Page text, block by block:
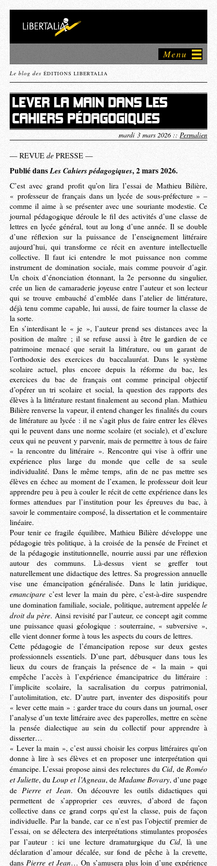
Menu
Le blog des ÉDITIONS LIBERTALIA
LEVER LA MAIN DANS LES
CAHIERS PÉDAGOGIQUES
mardi 3 mars 2026 :: Permalien
— REVUE de PRESSE —
Publié dansLes Cahiers pédagogiques, 2 mars 2026.
C’est avec grand profit qu’on lira l’essai de Mathieu Bilière,
« professeur de français dans un lycée de sous-préfecture » –
comme il aime à se présenter avec une souriante modestie. Ce
journal pédagogique déroule le fil des activités d’une classe de
lettres en lycée général, tout au long d’une année. Il se double
d’une réflexion sur la puissance de l’enseignement littéraire
aujourd’hui, qui transforme ce récit en aventure intellectuelle
collective. Il faut ici entendre le mot puissance non comme
instrument de domination sociale, mais comme pouvoir d’agir.
Un choix d’énonciation étonnant, la 2e personne du singulier,
crée un lien de camaraderie joyeuse entre l’auteur et son lecteur
qui se trouve embauché d’emblée dans l’atelier de littérature,
déjà tenu comme capable, lui aussi, de faire tourner la classe de
la sorte.
En s’interdisant le « je », l’auteur prend ses distances avec la
position de maître ; il se refuse aussi à être le gardien de ce
patrimoine menacé que serait la littérature, ou un garant de
l’orthodoxie des exercices du baccalauréat. Dans le système
scolaire actuel, plus encore depuis la réforme du bac, les
exercices du bac de français ont comme principal objectif
d’opérer un tri scolaire et social, la question des rapports des
élèves à la littérature restant finalement au second plan. Mathieu
Bilière renverse la vapeur, il entend changer les finalités du cours
de littérature au lycée : il ne s’agit plus de faire entrer les élèves
qui le peuvent dans une norme scolaire (et sociale), et d’exclure
ceux qui ne peuvent y parvenir, mais de permettre à tous de faire
« la rencontre du littéraire ». Rencontre qui vise à offrir une
expérience plus large du monde que celle de sa seule
individualité. Dans le même temps, afin de ne pas mettre ses
élèves en échec au moment de l’examen, le professeur doit leur
apprendre peu à peu à couler le récit de cette expérience dans les
formes attendues par l’institution pour les épreuves du bac, à
savoir le commentaire composé, la dissertation et le commentaire
linéaire.
Pour tenir ce fragile équilibre, Mathieu Bilière développe une
pédagogie très politique, à la croisée de la pensée de Freinet et
de la pédagogie institutionnelle, nourrie aussi par une réflexion
autour des communs. Là-dessus vient se greffer tout
naturellement une didactique des lettres. Sa progression annuelle
vise une émancipation généralisée. Dans le latin juridique,
emancipare c’est lever la main du père, c’est-à-dire suspendre
une domination familiale, sociale, politique, autrement appelée le
droit du père. Ainsi revisité par l’auteur, ce concept agit comme
une puissance quasi géologique : souterraine, « subversive »,
elle vient donner forme à tous les aspects du cours de lettres.
Cette pédagogie de l’émancipation repose sur deux gestes
professionnels essentiels. D’une part, débusquer dans tous les
lieux du cours de français la présence de « la main » qui
empêche l’accès à l’expérience émancipatrice du littéraire :
l’implicite scolaire, la sacralisation du corpus patrimonial,
l’autolimitation, etc. D’autre part, inventer des dispositifs pour
« lever cette main » : garder trace du cours dans un journal, oser
l’analyse d’un texte littéraire avec des paperolles, mettre en scène
la pensée dialectique au sein du collectif pour apprendre à
disserter…
« Lever la main », c’est aussi choisir les corpus littéraires qu’on
donne à lire à ses élèves et en proposer une interprétation qui
émancipe. L’essai propose ainsi des relectures du Cid, deRoméo
et Juliette, duLoup et l’Agneau, deMadame Bovary, d’une page
de Pierre et Jean. On découvre les outils didactiques qui
permettent de s’approprier ces œuvres, d’abord de façon
collective dans ce grand corps qu’est la classe, puis de façon
individuelle. Par la bande, car ce n’est pas l’objectif premier de
l’essai, on se délectera des interprétations stimulantes proposées
par l’auteur : ici une lecture dramaturgique du Cid, là une
déclaration d’amour décalée, sur fond de pêche à la crevette,
dansPierre et Jean… On s’amusera plus loin d’une expérience